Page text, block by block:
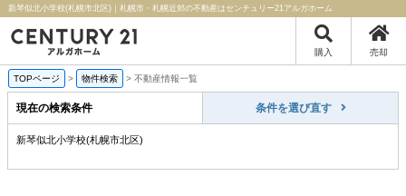
新琴似北小学校(札幌市北区)｜札幌市・札幌近郊の不動産はセンチュリー21アルガホーム
購入 売却
TOPページ > 物件検索 > 不動産情報一覧
現在の検索条件 条件を選び直す
新琴似北小学校(札幌市北区)